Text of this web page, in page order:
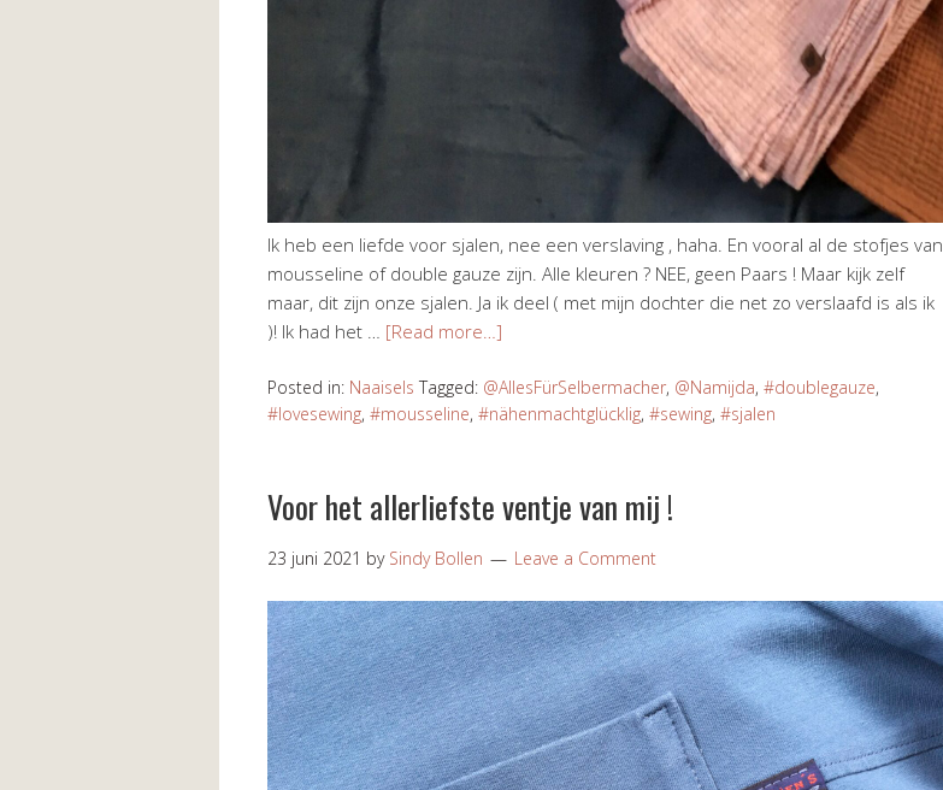
Ik heb een liefde voor sjalen, nee een verslaving , haha. En vooral al de stofjes van
mousseline of double gauze zijn. Alle kleuren ? NEE, geen Paars ! Maar kijk zelf
maar, dit zijn onze sjalen. Ja ik deel ( met mijn dochter die net zo verslaafd is als ik
)! Ik had het … [Read more…]
Posted in: Naaisels Tagged: @AllesFürSelbermacher, @Namijda, #doublegauze,
#lovesewing, #mousseline, #nähenmachtglücklig, #sewing, #sjalen
Voor het allerliefste ventje van mij !
23 juni 2021 by Sindy Bollen Leave a Comment